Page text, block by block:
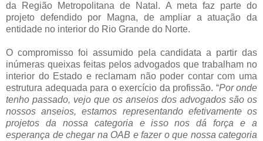
da Região Metropolitana de Natal. A meta faz parte do
projeto defendido por Magna, de ampliar a atuação da
entidade no interior do Rio Grande do Norte.
O compromisso foi assumido pela candidata a partir das
inúmeras queixas feitas pelos advogados que trabalham no
interior do Estado e reclamam não poder contar com uma
estrutura adequada para o exercício da profissão. “Por onde
tenho passado, vejo que os anseios dos advogados são os
nossos anseios, estamos representando efetivamente os
projetos da nossa categoria e isso nos dá força e a
esperança de chegar na OAB e fazer o que nossa categoria